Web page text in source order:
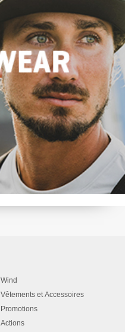
Wind
Vêtements et Accessoires
Promotions
Actions